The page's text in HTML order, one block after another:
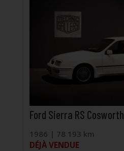
Ford Sierra RS Cosworth
1986 | 78 193 km
DÉJÀ VENDUE